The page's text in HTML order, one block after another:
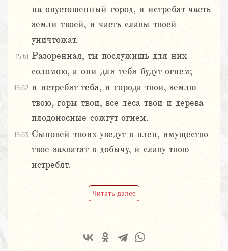
на опустошенный город, и истребят часть
земли твоей, и часть славы твоей
уничтожат.
15:61 Разоренная, ты послужишь для них
соломою, а они для тебя будут огнем;
15:62 и истребят тебя, и города твои, землю
твою, горы твои, все леса твои и дерева
плодоносные сожгут огнем.
15:63 Сыновей твоих уведут в плен, имущество
твое захватят в добычу, и славу твою
истребят.
Читать далее